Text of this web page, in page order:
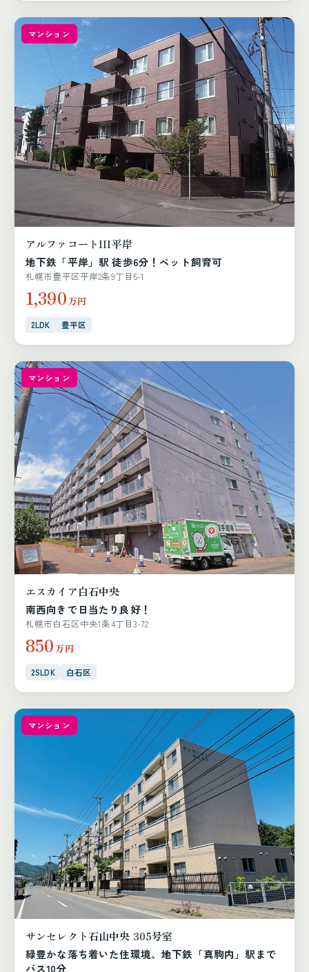
マンション
アルファコートIII平岸
地下鉄「平岸」駅 徒歩6分！ペット飼育可
札幌市豊平区平岸2条9丁目5-1
1,390万円
2LDK 豊平区
マンション
エスカイア白石中央
南西向きで日当たり良好！
札幌市白石区中央1条4丁目3-72
850万円
2SLDK 白石区
マンション
サンセレクト石山中央 305号室
緑豊かな落ち着いた住環境、地下鉄「真駒内」駅まで
バス10分